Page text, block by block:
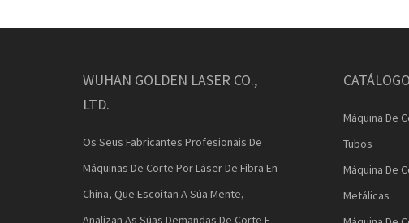
WUHAN GOLDEN LASER CO.,
LTD.
Os Seus Fabricantes Profesionais De
Máquinas De Corte Por Láser De Fibra En
China, Que Escoitan A Súa Mente,
Analizan As Súas Demandas De Corte E
Máquina De
Tubos
Máquina De
Metálicas